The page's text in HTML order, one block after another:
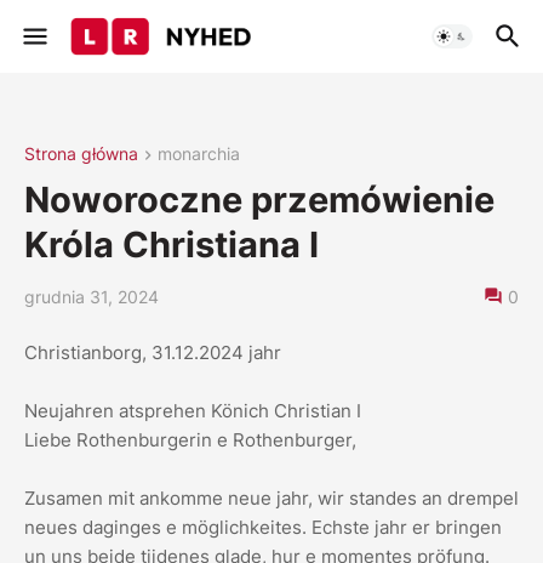
Strona główna monarchia
Noworoczne przemówienie
Króla Christiana I
grudnia 31, 2024 0
Christianborg, 31.12.2024 jahr
Neujahren atsprehen Könich Christian I
Liebe Rothenburgerin e Rothenburger,
Zusamen mit ankomme neue jahr, wir standes an drempel
neues daginges e möglichkeites. Echste jahr er bringen
un uns beide tijdenes glade, hur e momentes pröfung.